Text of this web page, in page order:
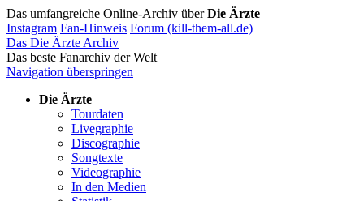
Das umfangreiche Online-Archiv überDie Ärzte
Instagram Fan-Hinweis Forum (kill-them-all.de)
Das Die Ärzte Archiv
Das beste Fanarchiv der Welt
Navigation überspringen
Die Ärzte
Tourdaten
Livegraphie
Discographie
Songtexte
Videographie
In den Medien